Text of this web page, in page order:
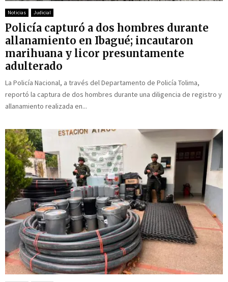
a
d
e
l
C
é
Noticias Judicial
Policía capturó a dos hombres durante
allanamiento en Ibagué; incautaron
marihuana y licor presuntamente
adulterado
La Policía Nacional, a través del Departamento de Policía Tolima,
reportó la captura de dos hombres durante una diligencia de registro y
allanamiento realizada en...